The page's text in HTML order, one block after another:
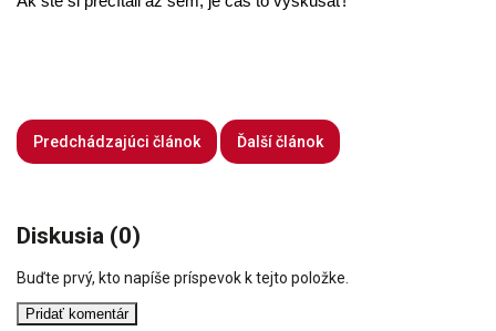
Predchádzajúci článok Ďalší článok
Diskusia (0)
Buďte prvý, kto napíše príspevok k tejto položke.
Pridať komentár